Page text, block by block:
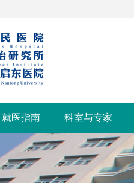
就医指南 科室与专家